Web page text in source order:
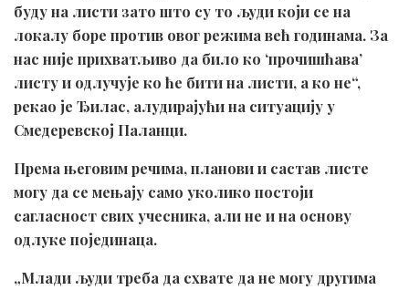
буду на листи зато што су то људи који се на
локалу боре против овог режима већ годинама. За
нас није прихватљиво да било ко ‘прочишћава’
листу и одлучује ко ће бити на листи, а ко не“,
рекао је Ђилас, алудирајући на ситуацију у
Смедеревској Паланци.
Према његовим речима, планови и састав листе
могу да се мењају само уколико постоји
сагласност свих учесника, али не и на основу
одлуке појединаца.
„Млади људи треба да схвате да не могу другима